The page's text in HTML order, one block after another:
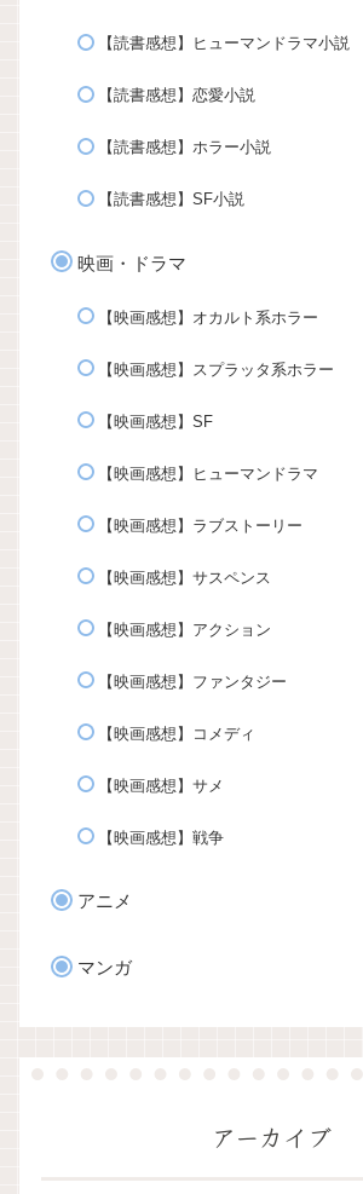
【読書感想】ヒューマンドラマ小説
【読書感想】恋愛小説
【読書感想】ホラー小説
【読書感想】SF小説
映画・ドラマ
【映画感想】オカルト系ホラー
【映画感想】スプラッタ系ホラー
【映画感想】SF
【映画感想】ヒューマンドラマ
【映画感想】ラブストーリー
【映画感想】サスペンス
【映画感想】アクション
【映画感想】ファンタジー
【映画感想】コメディ
【映画感想】サメ
【映画感想】戦争
アニメ
マンガ
アーカイブ